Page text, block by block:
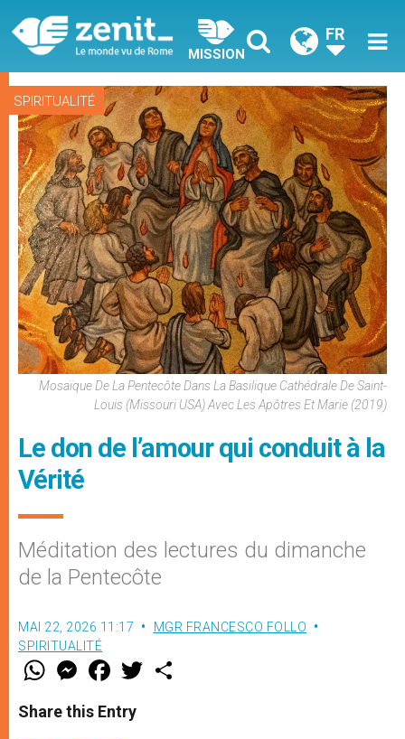
MISSION
FR
SPIRITUALITÉ
Mosaïque De La Pentecôte Dans La Basilique Cathédrale De Saint-
Louis (Missouri USA) Avec Les Apôtres Et Marie (2019)
Le don de l’amour qui conduit à la
Vérité
Méditation des lectures du dimanche
de la Pentecôte
MAI 22, 2026 11:17
MGR FRANCESCO FOLLO
SPIRITUALITÉ
W
t
s
M
e
s
e
F
a
e
b
w
Share this Entry